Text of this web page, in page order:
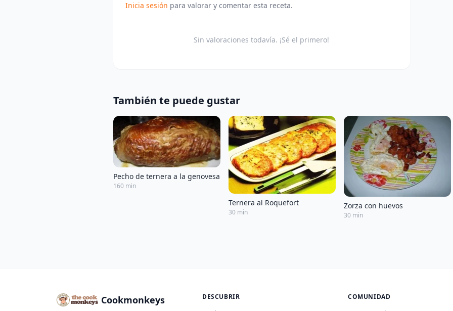
Inicia sesión para valorar y comentar esta receta.
Sin valoraciones todavía. ¡Sé el primero!
También te puede gustar
Pecho de ternera a la genovesa
160 min
Ternera al Roquefort
30 min
Zorza con huevos
30 min
Cookmonkeys DESCUBRIR COMUNIDAD